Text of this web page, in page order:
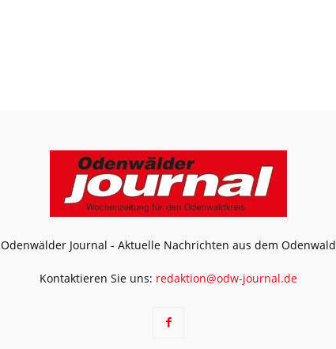
Odenwälder Journal - Aktuelle Nachrichten aus dem Odenwald
Kontaktieren Sie uns: redaktion@odw-journal.de